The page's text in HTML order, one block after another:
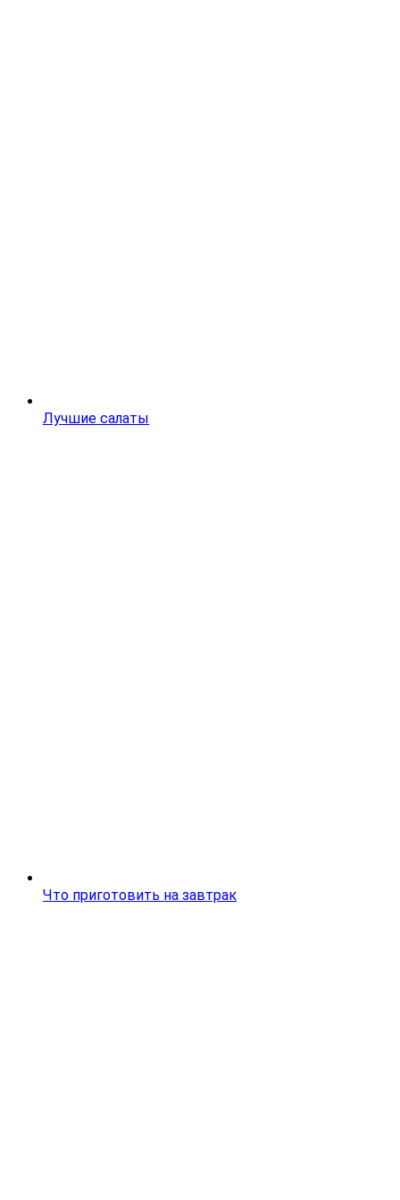
Лучшие салаты
Что приготовить на завтрак